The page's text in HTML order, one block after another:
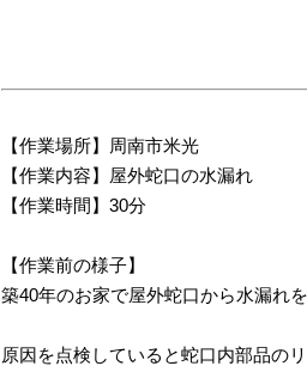
【作業場所】周南市米光
【作業内容】屋外蛇口の水漏れ
【作業時間】30分
【作業前の様子】
築40年のお家で屋外蛇口から水漏れ
原因を点検していると蛇口内部品の